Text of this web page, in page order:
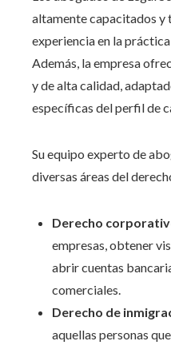
altamente capacitados y
experiencia en la
Además, la empresa
y de alta calidad,
específicas del perfil de
Su equipo experto de
diversas áreas del
Derecho
empresas, obtener
abrir cuentas
comerciales.
Derecho de
aquellas personas